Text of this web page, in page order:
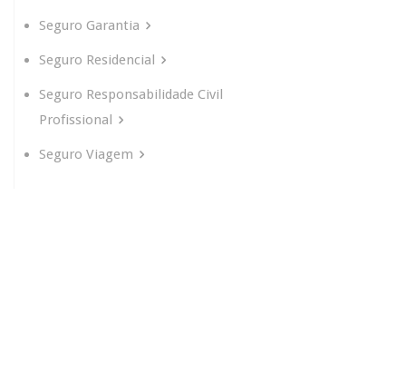
Seguro Garantia
Seguro Residencial
Seguro Responsabilidade Civil
Profissional
Seguro Viagem